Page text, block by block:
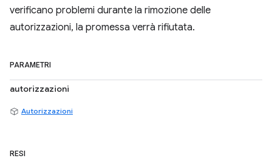
verificano problemi durante la rimozione delle
autorizzazioni, la promessa verrà rifiutata.
PARAMETRI
autorizzazioni
Autorizzazioni
RESI